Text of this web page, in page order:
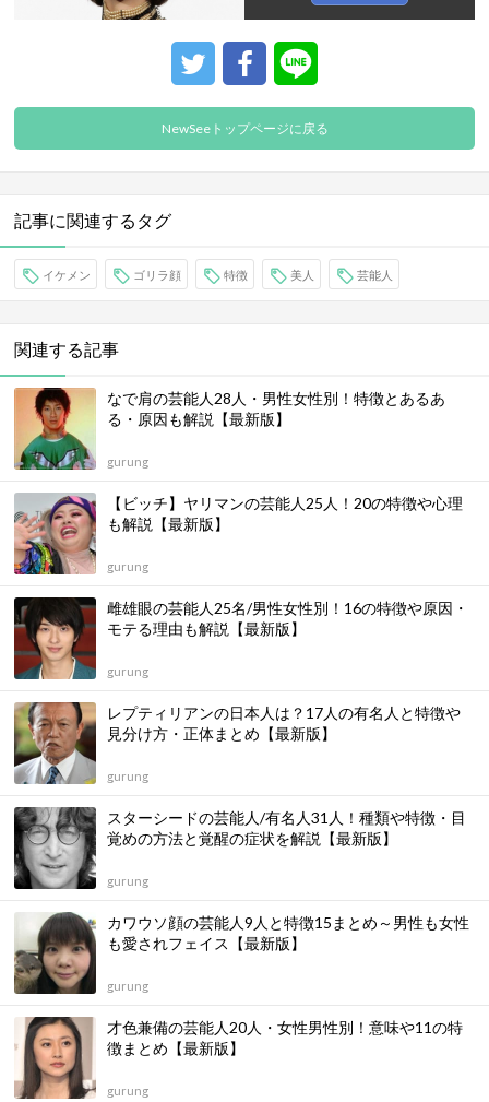
NewSeeトップページに戻る
記事に関連するタグ
イケメン ゴリラ顔 特徴 美人 芸能人
関連する記事
なで肩の芸能人28人・男性女性別！特徴とあるあ
る・原因も解説【最新版】
gurung
【ビッチ】ヤリマンの芸能人25人！20の特徴や心理
も解説【最新版】
gurung
雌雄眼の芸能人25名/男性女性別！16の特徴や原因・
モテる理由も解説【最新版】
gurung
レプティリアンの日本人は？17人の有名人と特徴や
見分け方・正体まとめ【最新版】
gurung
スターシードの芸能人/有名人31人！種類や特徴・目
覚めの方法と覚醒の症状を解説【最新版】
gurung
カワウソ顔の芸能人9人と特徴15まとめ～男性も女性
も愛されフェイス【最新版】
gurung
才色兼備の芸能人20人・女性男性別！意味や11の特
徴まとめ【最新版】
gurung